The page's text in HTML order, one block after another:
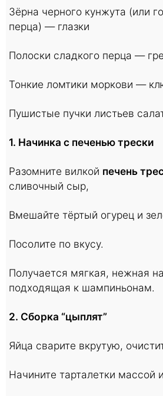
Зёрна черного кунжута (или
перца) — глазки
Полоски сладкого перца —
Тонкие ломтики моркови —
Пушистые пучки листьев
1. Начинка с печенью трески
Разомните вилкой печень
сливочный сыр,
Вмешайте тёртый огурец и
Посолите по вкусу.
Получается мягкая, нежная
подходящая к шампиньонам.
2. Сборка “цыплят”
Яйца сварите вкрутую,
Начините тарталетки массой